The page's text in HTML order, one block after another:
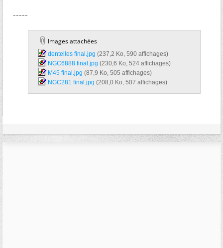
-----
Images attachées
dentelles final.jpg‎ (237,2 Ko, 590 affichages)
NGC6888 final.jpg‎ (230,6 Ko, 524 affichages)
M45 final.jpg‎ (87,9 Ko, 505 affichages)
NGC281 final.jpg‎ (208,0 Ko, 507 affichages)